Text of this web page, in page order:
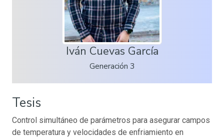
Iván Cuevas García
Generación 3
Tesis
Control simultáneo de parámetros para asegurar campos
de temperatura y velocidades de enfriamiento en